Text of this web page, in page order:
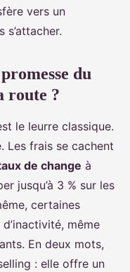
vers un
s’attacher.
du
route ?
le leurre classique.
Les frais se cachent
de change à
jusqu’à 3 % sur les
certaines
même
En deux mots,
: elle offre un